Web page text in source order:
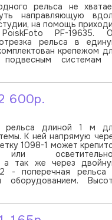
рельса не
направляющую
на помощь
PoiskFoto PF-19635.
рельса в
крепежом
подвесным системам
600р.
рельса длиной 1 м
К ней напрямую
1098-1 может
а так же через
2 - поперечная рельса
оборудованием.